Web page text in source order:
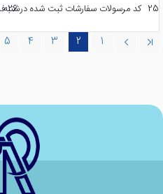
25 کد مرسولات سفارشات ثبت شده در 26 فروردینشنبه 29 فروردین
1
2
3
4
5